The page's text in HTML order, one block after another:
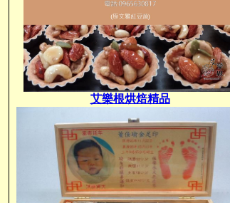
艾樂根烘焙精品